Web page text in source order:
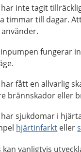
inte tagit
timmar till dagar.
fungerar
fått en allvarlig
brännskador eller
sjukdomar i
hjärtinfarkt eller
kan vanligtvis